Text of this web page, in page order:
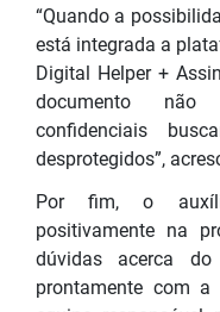
“Quando a
está integrada a
Digital Helper +
documento não
confidenciais
desprotegidos”,
Por fim, o
positivamente na
dúvidas acerca
prontamente com